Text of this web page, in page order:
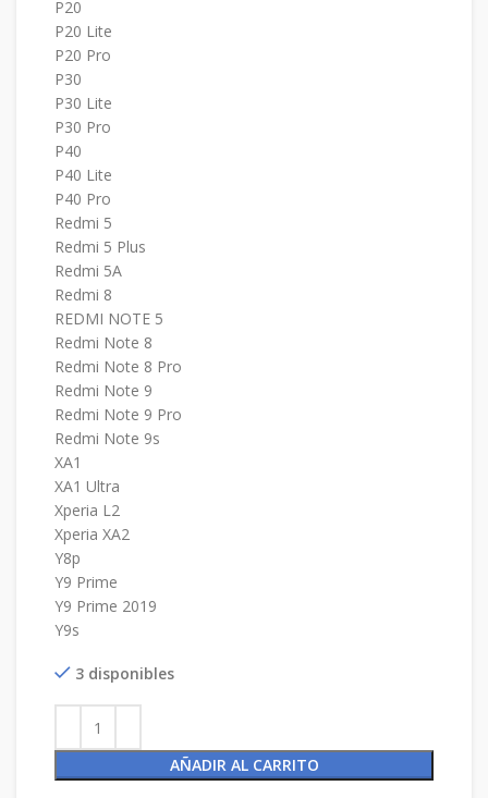
P20
P20 Lite
P20 Pro
P30
P30 Lite
P30 Pro
P40
P40 Lite
P40 Pro
Redmi 5
Redmi 5 Plus
Redmi 5A
Redmi 8
REDMI NOTE 5
Redmi Note 8
Redmi Note 8 Pro
Redmi Note 9
Redmi Note 9 Pro
Redmi Note 9s
XA1
XA1 Ultra
Xperia L2
Xperia XA2
Y8p
Y9 Prime
Y9 Prime 2019
Y9s
3 disponibles
AÑADIR AL CARRITO